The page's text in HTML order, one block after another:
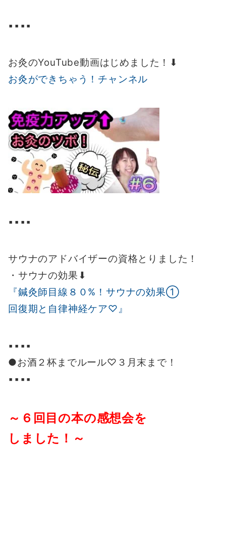
▪️▪️▪️▪️
お灸のYouTube動画はじめました！⬇︎
お灸ができちゃう！チャンネル
▪️▪️▪️▪️
サウナのアドバイザーの資格とりました！
・サウナの効果⬇︎
『鍼灸師目線８０%！サウナの効果①
回復期と自律神経ケア♡』
▪️▪️▪️▪️
●お酒２杯までルール♡３月末まで！
▪️▪️▪️▪️
～６回目の本の感想会を
しました！～